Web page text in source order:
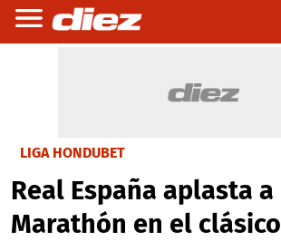
LIGA HONDUBET
Real España aplasta a
Marathón en el clásico